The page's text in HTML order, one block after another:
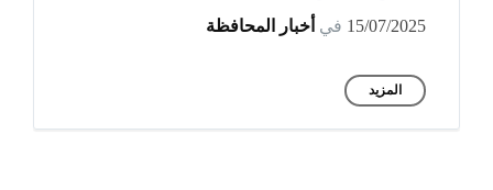
15/07/2025 في أخبار المحافظة
المزيد